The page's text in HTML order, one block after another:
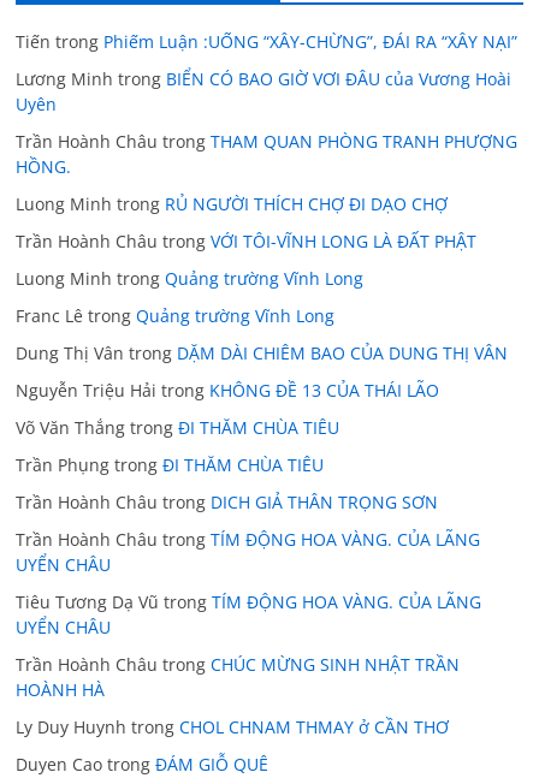
Tiến trong Phiếm Luận :UỐNG “XÂY-CHỪNG”, ĐÁI RA “XÂY NẠI”
Lương Minh trong BIỂN CÓ BAO GIỜ VƠI ĐÂU của Vương Hoài
Uyên
Trần Hoành Châu trongTHAM QUAN PHÒNG TRANH PHƯỢNG
HỒNG.
Luong Minh trong RỦ NGƯỜI THÍCH CHỢ ĐI DẠO CHỢ
Trần Hoành Châu trongVỚI TÔI-VĨNH LONG LÀ ĐẤT PHẬT
Luong Minh trongQuảng trường Vĩnh Long
Franc Lê trongQuảng trường Vĩnh Long
Dung Thị Vân trong DẶM DÀI CHIÊM BAO CỦA DUNG THỊ VÂN
Nguyễn Triệu Hải trong KHÔNG ĐỀ 13 CỦA THÁI LÃO
Võ Văn Thắng trongĐI THĂM CHÙA TIÊU
Trần Phụng trongĐI THĂM CHÙA TIÊU
Trần Hoành Châu trong DICH GIẢ THÂN TRỌNG SƠN
Trần Hoành Châu trongTÍM ĐỘNG HOA VÀNG. CỦA LÃNG
UYỂN CHÂU
Tiêu Tương Dạ Vũ trongTÍM ĐỘNG HOA VÀNG. CỦA LÃNG
UYỂN CHÂU
Trần Hoành Châu trongCHÚC MỪNG SINH NHẬT TRẦN
HOÀNH HÀ
Ly Duy Huynh trongCHOL CHNAM THMAY ở CẦN THƠ
Duyen Cao trongĐÁM GIỖ QUÊ